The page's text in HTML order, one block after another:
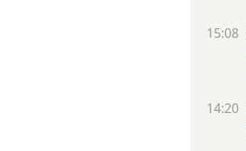
15:08
14:20